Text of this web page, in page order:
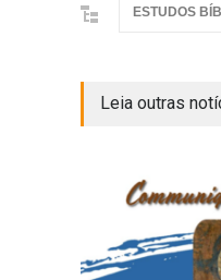
ESTUDOS
Leia outras